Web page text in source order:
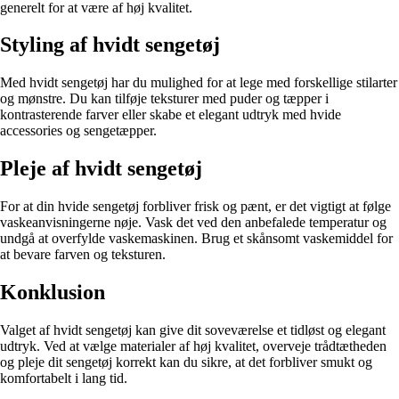
generelt for at være af høj kvalitet.
Styling af hvidt sengetøj
Med hvidt sengetøj har du mulighed for at lege med forskellige stilarter
og mønstre. Du kan tilføje teksturer med puder og tæpper i
kontrasterende farver eller skabe et elegant udtryk med hvide
accessories og sengetæpper.
Pleje af hvidt sengetøj
For at din hvide sengetøj forbliver frisk og pænt, er det vigtigt at følge
vaskeanvisningerne nøje. Vask det ved den anbefalede temperatur og
undgå at overfylde vaskemaskinen. Brug et skånsomt vaskemiddel for
at bevare farven og teksturen.
Konklusion
Valget af hvidt sengetøj kan give dit soveværelse et tidløst og elegant
udtryk. Ved at vælge materialer af høj kvalitet, overveje trådtætheden
og pleje dit sengetøj korrekt kan du sikre, at det forbliver smukt og
komfortabelt i lang tid.